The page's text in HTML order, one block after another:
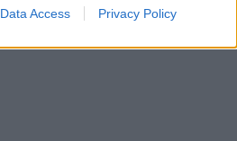
Data Access Privacy Policy